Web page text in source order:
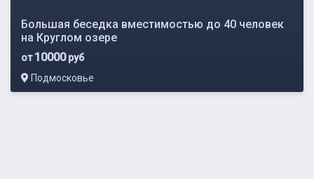
Большая беседка вместимостью до 40 человек
на Круглом озере
от10000руб
Подмосковье